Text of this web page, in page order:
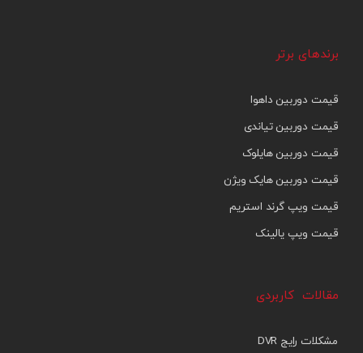
برندهای برتر
قیمت دوربین داهوا
قیمت دوربین تیاندی
قیمت دوربین هایلوک
قیمت دوربین هایک ویژن
قیمت ویپ گرند استریم
قیمت ویپ یالینک
مقالات کاربردی
مشکلات رایج DVR